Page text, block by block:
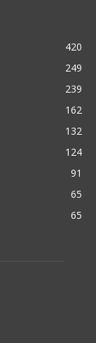
420
249
239
162
132
124
91
65
65